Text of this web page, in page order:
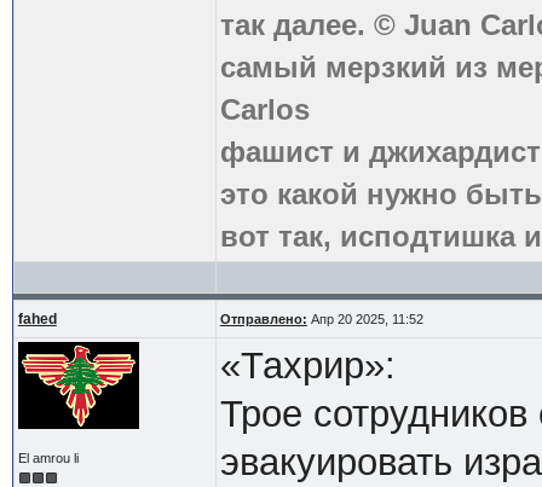
так далее. © Juan
самый мерзкий из
Carlos
фашист и
это какой нужно
вот так, исподтишка
fahed Отправлено: Апр 20 2025, 11:52
El amrou li
«Тахрир»:
Трое
эвакуировать